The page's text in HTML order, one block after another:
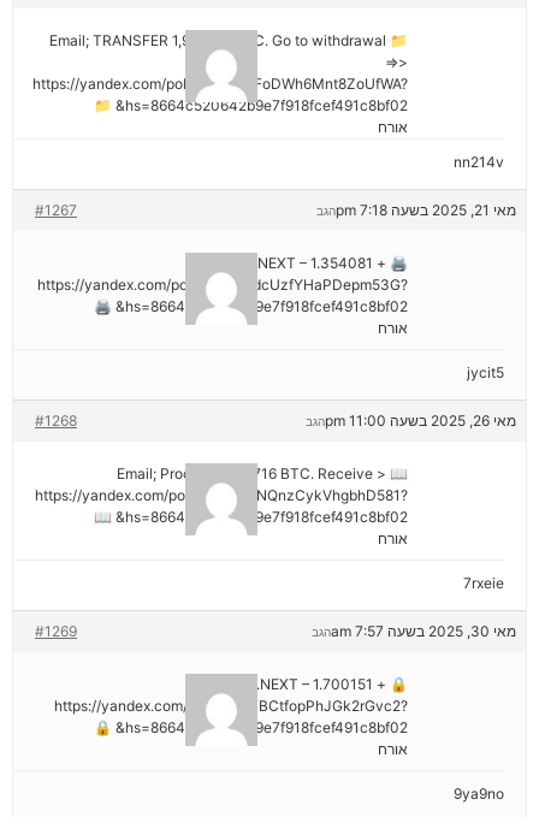
📁 Email; TRANSFER 1,988187 BTC. Go to withdrawal
=>>
https://yandex.com/poll/7R6WLNFoDWh6Mnt8ZoUfWA?
hs=8664c520642b9e7f918fcef491c8bf02& 📁
אורח
nn214v
מאי 21, 2025 בשעה 7:18 pm #1267 הגב
🖨 + 1.354081 BTC.NEXT –
https://yandex.com/poll/Ef2mNddcUzfYHaPDepm53G?
hs=8664c520642b9e7f918fcef491c8bf02& 🖨
אורח
jycit5
מאי 26, 2025 בשעה 11:00 pm #1268 הגב
📖 Email; Process 1.913716 BTC. Receive >
https://yandex.com/poll/DCTzwgNQnzCykVhgbhD581?
hs=8664c520642b9e7f918fcef491c8bf02& 📖
אורח
7rxeie
מאי 30, 2025 בשעה 7:57 am #1269 הגב
🔒 + 1.700151 BTC.NEXT –
https://yandex.com/poll/HsemiBCtfopPhJGk2rGvc2?
hs=8664c520642b9e7f918fcef491c8bf02& 🔒
אורח
9ya9no